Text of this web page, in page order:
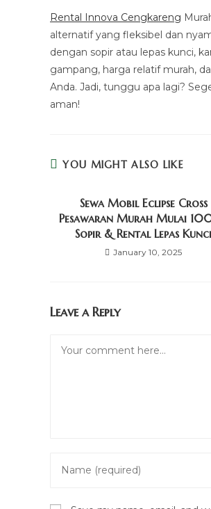
Rental Innova Cengkareng
alternatif yang fleksibel dan
dengan sopir atau lepas kunci,
gampang, harga relatif murah,
Anda. Jadi, tunggu apa lagi?
aman!
YOU MIGHT ALSO LIKE
Sewa Mobil Eclipse Cross
Pesawaran Murah Mulai
Sopir & Rental Lepas Kunci
January 10, 2025
Leave a Reply
your